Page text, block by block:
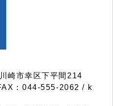
崎市幸区下平間214
：044-555-2062 / k